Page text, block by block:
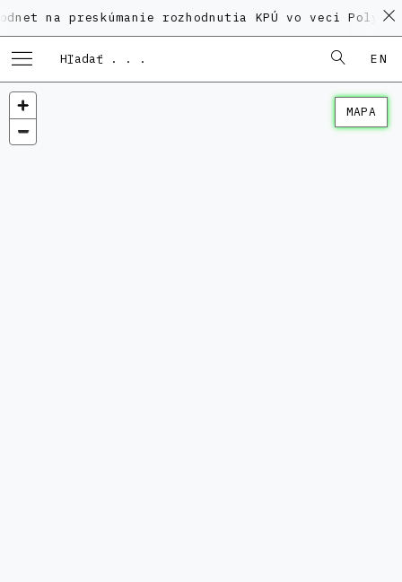
preskúmanie rozhodnutia KPÚ vo veci Polyfunkčného
EN
MAPA